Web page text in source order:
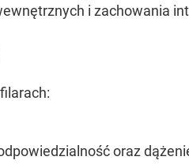
i zachowania
oraz